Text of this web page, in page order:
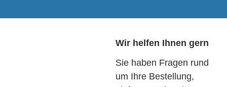
Wir helfen Ihnen gern
Sie haben Fragen rund
um Ihre Bestellung,